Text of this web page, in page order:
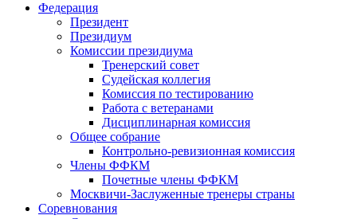
Федерация
Президент
Президиум
Комиссии президиума
Тренерский совет
Судейская коллегия
Комиссия по тестированию
Работа с ветеранами
Дисциплинарная комиссия
Общее собрание
Контрольно-ревизионная комиссия
Члены ФФКМ
Почетные члены ФФКМ
Москвичи-Заслуженные тренеры страны
Соревнования